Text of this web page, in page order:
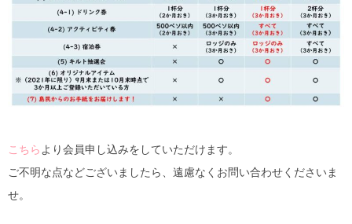
こちら より会員申し込みをしていただけます。
ご不明な点などございましたら、遠慮なくお問い合わせくださいま
せ。